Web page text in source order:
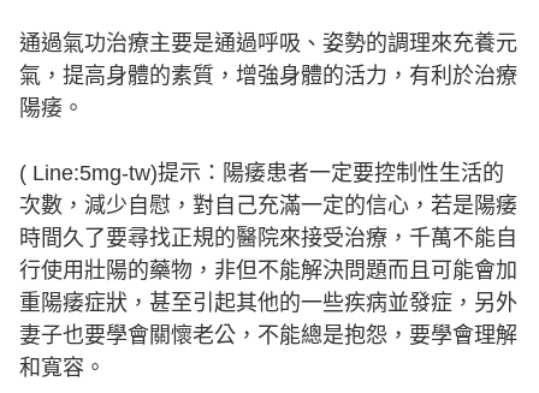
通過氣功治療主要是通過呼吸、姿勢的調理來充養元
氣，提高身體的素質，增強身體的活力，有利於治療
陽痿。
( Line:5mg-tw)提示：陽痿患者一定要控制性生活的
次數，減少自慰，對自己充滿一定的信心，若是陽痿
時間久了要尋找正規的醫院來接受治療，千萬不能自
行使用壯陽的藥物，非但不能解決問題而且可能會加
重陽痿症狀，甚至引起其他的一些疾病並發症，另外
妻子也要學會關懷老公，不能總是抱怨，要學會理解
和寬容。